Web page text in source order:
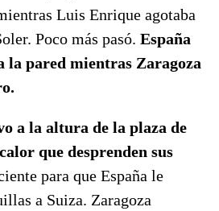
Luis Enrique agotaba
Poco más pasó. España
la pared mientras Zaragoza
a la altura de la plaza de
que desprenden sus
para que España le
a Suiza. Zaragoza